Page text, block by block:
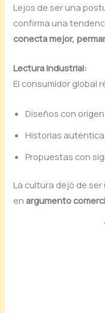
Lejos de ser una
confirma una
conecta mejor,
Lectura industrial:
El consumidor global
Diseños con
Historias
Propuestas con
La cultura dejó de ser
enargumento